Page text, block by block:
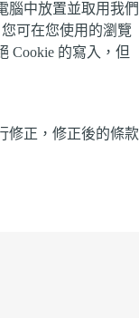
腦中放置並取用我們
可在您使用的瀏覽
Cookie 的寫入，但
修正，修正後的條款